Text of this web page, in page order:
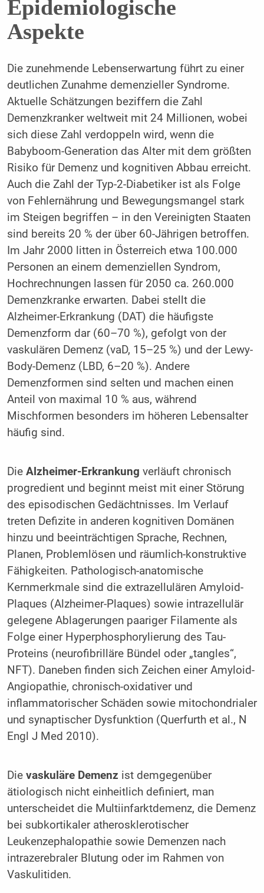
Epidemiologische
Aspekte
Die zunehmende Lebenserwartung führt zu einer
deutlichen Zunahme demenzieller Syndrome.
Aktuelle Schätzungen beziffern die Zahl
Demenzkranker weltweit mit 24 Millionen, wobei
sich diese Zahl verdoppeln wird, wenn die
Babyboom-Generation das Alter mit dem größten
Risiko für Demenz und kognitiven Abbau erreicht.
Auch die Zahl der Typ-2-Diabetiker ist als Folge
von Fehlernährung und Bewegungsmangel stark
im Steigen begriffen – in den Vereinigten Staaten
sind bereits 20 % der über 60-Jährigen betroffen.
Im Jahr 2000 litten in Österreich etwa 100.000
Personen an einem demenziellen Syndrom,
Hochrechnungen lassen für 2050 ca. 260.000
Demenzkranke erwarten. Dabei stellt die
Alzheimer-Erkrankung (DAT) die häufigste
Demenzform dar (60–70 %), gefolgt von der
vaskulären Demenz (vaD, 15–25 %) und der Lewy-
Body-Demenz (LBD, 6–20 %). Andere
Demenzformen sind selten und machen einen
Anteil von maximal 10 % aus, während
Mischformen besonders im höheren Lebensalter
häufig sind.
Die Alzheimer-Erkrankung verläuft chronisch
progredient und beginnt meist mit einer Störung
des episodischen Gedächtnisses. Im Verlauf
treten Defizite in anderen kognitiven Domänen
hinzu und beeinträchtigen Sprache, Rechnen,
Planen, Problemlösen und räumlich-konstruktive
Fähigkeiten. Pathologisch-anatomische
Kernmerkmale sind die extrazellulären Amyloid-
Plaques (Alzheimer-Plaques) sowie intrazellulär
gelegene Ablagerungen paariger Filamente als
Folge einer Hyperphosphorylierung des Tau-
Proteins (neurofibrilläre Bündel oder „tangles“,
NFT). Daneben finden sich Zeichen einer Amyloid-
Angiopathie, chronisch-oxidativer und
inflammatorischer Schäden sowie mitochondrialer
und synaptischer Dysfunktion (Querfurth et al., N
Engl J Med 2010).
Die vaskuläre Demenz ist demgegenüber
ätiologisch nicht einheitlich definiert, man
unterscheidet die Multiinfarktdemenz, die Demenz
bei subkortikaler atherosklerotischer
Leukenzephalopathie sowie Demenzen nach
intrazerebraler Blutung oder im Rahmen von
Vaskulitiden.